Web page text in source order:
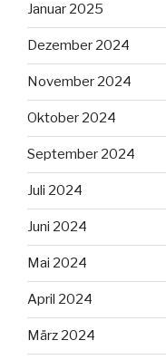
Januar 2025
Dezember 2024
November 2024
Oktober 2024
September 2024
Juli 2024
Juni 2024
Mai 2024
April 2024
März 2024